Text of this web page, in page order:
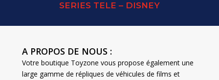
SERIES TELE – DISNEY
A PROPOS DE NOUS :
Votre boutique Toyzone vous propose également une
large gamme de répliques de véhicules de films et